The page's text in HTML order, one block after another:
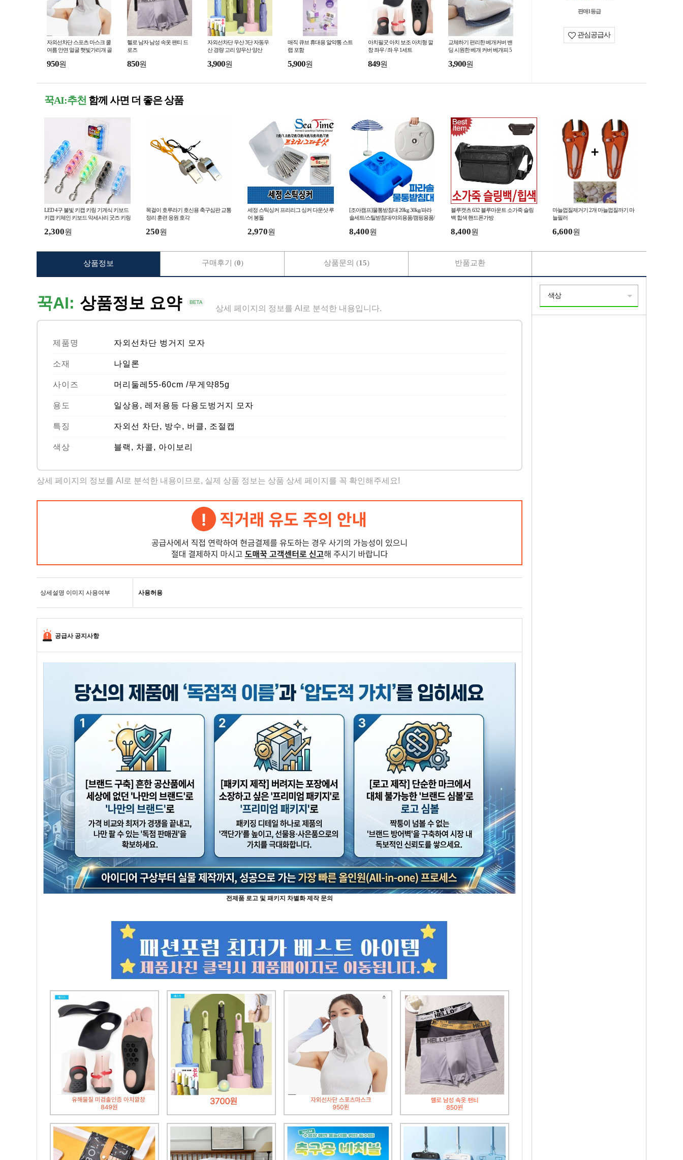
자외선차단 스포츠 마스크 쿨
여름 안면 얼굴 햇빛가리개 골
950원
헬로 남자 남성 속옷 팬티 드
로즈
850원
자외선차단 우산 3단 자동우
산 경량 고리 양우산 양산
3,900원
매직 큐브 휴대용 알약통 스트
랩 포함
5,900원
아치필굿 아치 보조 아치형 깔
창 좌우 / 좌 우 1세트
849원
교체하기 편리한 베개커버 밴
딩 시원한 베개 커버 베개피 5
3,900원
판매1등급
관심공급사
꾹AI:추천 함께 사면 더 좋은 상품
LED 4구 불빛 키캡 키링 기계식 키보드
키캡 키체인 키보드 악세사리 굿즈 키링
2,300원
목걸이 호루라기 호신용 축구심판 교통
정리 훈련 응원 호각
250원
세정 스틱싱커 프리리그 싱커 다운샷 루
어 봉돌
2,970원
[조아캠프]물통받침대 20kg 30kg/파라
솔세트/스틸받침대/야외용품/캠핑용품/
8,400원
블루캣츠 632 블루마운트 소가죽 슬링
백 힙색 핸드폰가방
8,400원
마늘껍질제거기 2개 마늘껍질까기 마
늘필러
6,600원
꾹AI: 상품정보 요약 상세 페이지의 정보를 AI로 분석한 내용입니다.
제품명 자외선차단 벙거지 모자
소재 나일론
사이즈 머리둘레55-60cm /무게약85g
용도 일상용, 레저용등 다용도벙거지 모자
특징 자외선 차단, 방수, 버클, 조절캡
색상 블랙, 차콜, 아이보리
상세 페이지의 정보를 AI로 분석한 내용이므로, 실제 상품 정보는 상품 상세 페이지를 꼭 확인해주세요!
상세설명 이미지 사용여부 사용허용
공급사 공지사항
전제품 로고 및 패키지 차별화 제작 문의
상품정보 구매후기 (0) 상품문의 (15) 반품교환
색상